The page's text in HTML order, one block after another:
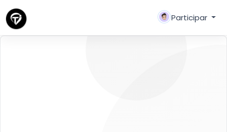
Participar